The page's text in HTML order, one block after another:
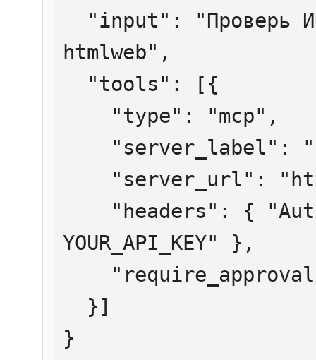
htmlweb",
YOUR_API_KEY" },
}